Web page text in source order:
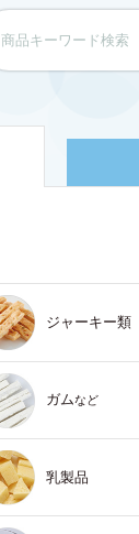
ジャーキー類
ガムなど
乳製品